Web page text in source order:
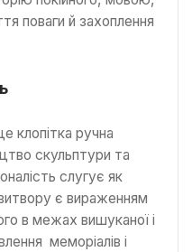
поваги й захоплення
клопітка ручна
скульптури та
слугує як
є вираженням
в межах вишуканої і
меморіалів і